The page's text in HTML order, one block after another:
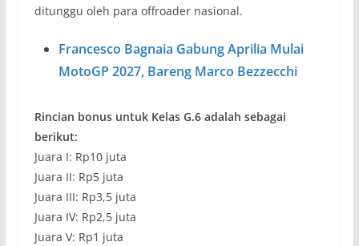
ditunggu oleh para offroader nasional.
Francesco Bagnaia Gabung Aprilia Mulai
MotoGP 2027, Bareng Marco Bezzecchi
Rincian bonus untuk Kelas G.6 adalah sebagai
berikut:
Juara I: Rp10 juta
Juara II: Rp5 juta
Juara III: Rp3,5 juta
Juara IV: Rp2,5 juta
Juara V: Rp1 juta